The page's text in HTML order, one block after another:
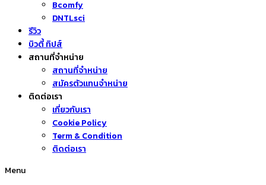
Bcomfy
DNTLsci
รีวิว
บิวตี้ ทิปส์
สถานที่จำหน่าย
สถานที่จำหน่าย
สมัครตัวแทนจำหน่าย
ติดต่อเรา
เกี่ยวกับเรา
Cookie Policy
Term & Condition
ติดต่อเรา
Menu